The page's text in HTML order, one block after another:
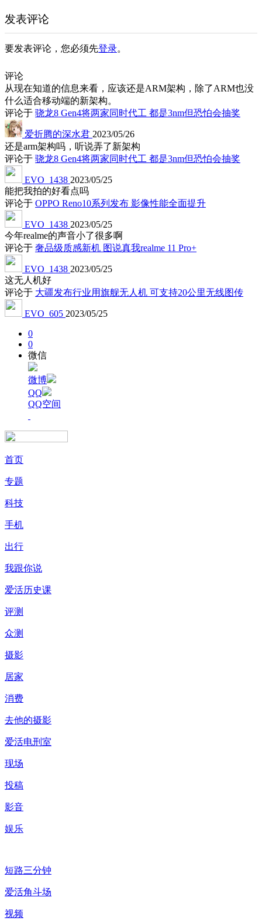
发表评论
要发表评论，您必须先登录。
评论
从现在知道的信息来看，应该还是ARM架构，除了ARM也没
什么适合移动端的新架构。
评论于 骁龙8 Gen4将两家同时代工 都是3nm但恐怕会抽奖
爱折腾的深水君 2023/05/26
还是arm架构吗，听说弄了新架构
评论于 骁龙8 Gen4将两家同时代工 都是3nm但恐怕会抽奖
EVO_1438 2023/05/25
能把我拍的好看点吗
评论于 OPPO Reno10系列发布 影像性能全面提升
EVO_1438 2023/05/25
今年realme的声音小了很多啊
评论于 奢品级质感新机 图说真我realme 11 Pro+
EVO_1438 2023/05/25
这无人机好
评论于 大疆发布行业用旗舰无人机 可支持20公里无线图传
EVO_605 2023/05/25
0
0
微信
微博
QQ
QQ空间
首页
专题
科技
手机
出行
我跟你说
爱活历史课
评测
众测
摄影
居家
消费
去他的摄影
爱活电刑室
现场
投稿
影音
娱乐
短路三分钟
爱活角斗场
视频